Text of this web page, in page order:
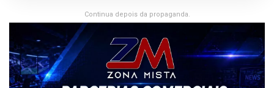
Continua depois da propaganda.